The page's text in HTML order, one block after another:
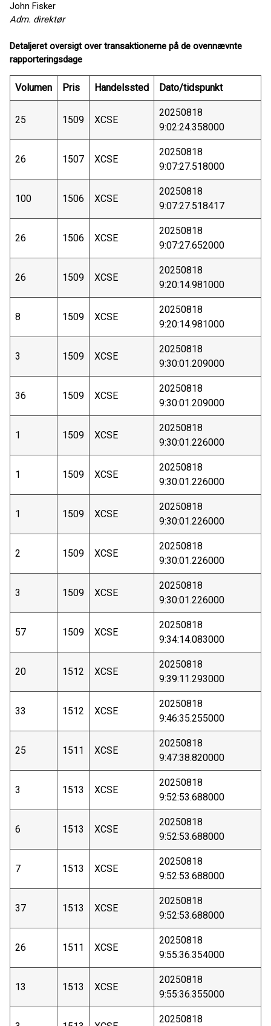
John Fisker
Adm. direktør
Detaljeret oversigt over transaktionerne på de ovennævnte
rapporteringsdage
Volumen Pris Handelssted Dato/tidspunkt
25 1509 XCSE
20250818
9:02:24.358000
26 1507 XCSE
20250818
9:07:27.518000
100 1506 XCSE
20250818
9:07:27.518417
26 1506 XCSE
20250818
9:07:27.652000
26 1509 XCSE
20250818
9:20:14.981000
8 1509 XCSE
20250818
9:20:14.981000
3 1509 XCSE
20250818
9:30:01.209000
36 1509 XCSE
20250818
9:30:01.209000
1 1509 XCSE
20250818
9:30:01.226000
1 1509 XCSE
20250818
9:30:01.226000
1 1509 XCSE
20250818
9:30:01.226000
2 1509 XCSE
20250818
9:30:01.226000
3 1509 XCSE
20250818
9:30:01.226000
57 1509 XCSE
20250818
9:34:14.083000
20 1512 XCSE
20250818
9:39:11.293000
33 1512 XCSE
20250818
9:46:35.255000
25 1511 XCSE
20250818
9:47:38.820000
3 1513 XCSE
20250818
9:52:53.688000
6 1513 XCSE
20250818
9:52:53.688000
7 1513 XCSE
20250818
9:52:53.688000
37 1513 XCSE
20250818
9:52:53.688000
26 1511 XCSE
20250818
9:55:36.354000
13 1513 XCSE
20250818
9:55:36.355000
20250818